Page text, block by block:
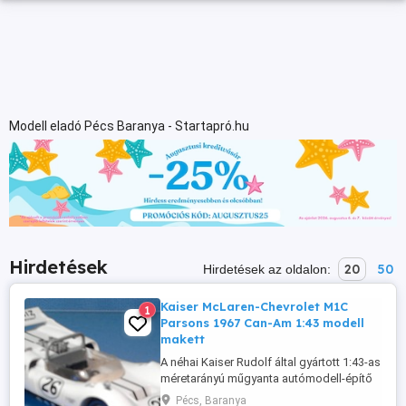
Modell eladó Pécs Baranya - Startapró.hu
Hirdetések Hirdetések az oldalon: 20 50
1
Kaiser McLaren-Chevrolet M1C
Parsons 1967 Can-Am 1:43 modell
makett
A néhai Kaiser Rudolf által gyártott 1:43-as
méretarányú műgyanta autómodell-építő
készletből megépített makett; Chuck
Pécs, Baranya